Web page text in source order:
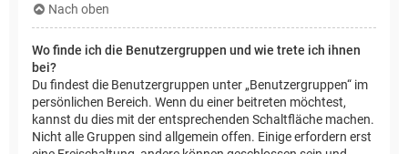
Nach oben
Wo finde ich die Benutzergruppen und wie trete ich ihnen
bei?
Du findest die Benutzergruppen unter „Benutzergruppen“ im
persönlichen Bereich. Wenn du einer beitreten möchtest,
kannst du dies mit der entsprechenden Schaltfläche machen.
Nicht alle Gruppen sind allgemein offen. Einige erfordern erst